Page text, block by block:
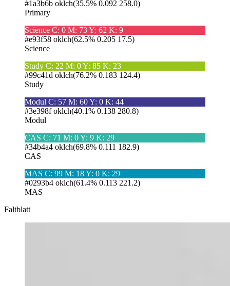
#1a3b6b oklch(35.5% 0.092 258.0)
Primary
Science C: 0 M: 73 Y: 62 K: 9
#e93f58 oklch(62.5% 0.205 17.5)
Science
Study C: 22 M: 0 Y: 85 K: 23
#99c41d oklch(76.2% 0.183 124.4)
Study
Modul C: 57 M: 60 Y: 0 K: 44
#3e398f oklch(40.1% 0.138 280.8)
Modul
CAS C: 71 M: 0 Y: 9 K: 29
#34b4a4 oklch(69.8% 0.111 182.9)
CAS
MAS C: 99 M: 18 Y: 0 K: 29
#0293b4 oklch(61.4% 0.113 221.2)
MAS
Faltblatt